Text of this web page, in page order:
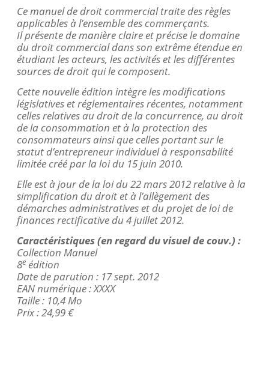
Ce manuel de droit commercial traite des règles
applicables à l’ensemble des commerçants.
Il présente de manière claire et précise le domaine
du droit commercial dans son extrême étendue en
étudiant les acteurs, les activités et les différentes
sources de droit qui le composent.
Cette nouvelle édition intègre les modifications
législatives et réglementaires récentes, notamment
celles relatives au droit de la concurrence, au droit
de la consommation et à la protection des
consommateurs ainsi que celles portant sur le
statut d’entrepreneur individuel à responsabilité
limitée créé par la loi du 15 juin 2010.
Elle est à jour de la loi du 22 mars 2012 relative à la
simplification du droit et à l’allègement des
démarches administratives et du projet de loi de
finances rectificative du 4 juillet 2012.
Caractéristiques (en regard du visuel decouv.) :
Collection Manuel
8e édition
Date de parution : 17 sept. 2012
EAN numérique : XXXX
Taille : 10,4 Mo
Prix : 24,99 €